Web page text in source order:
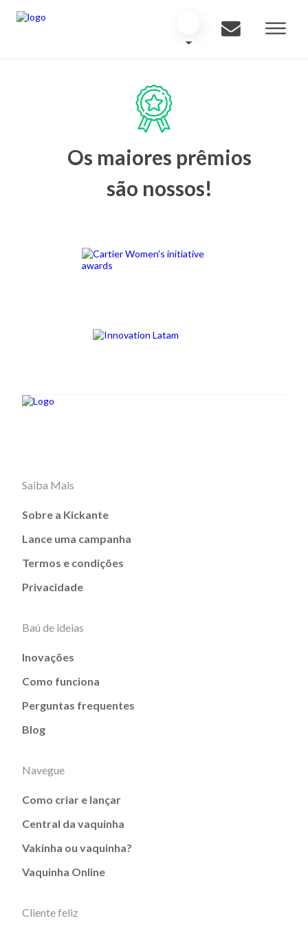
Os maiores prêmios
são nossos!
Saiba Mais
Sobre a Kickante
Lance uma campanha
Termos e condições
Privacidade
Baú de ideias
Inovações
Como funciona
Perguntas frequentes
Blog
Navegue
Como criar e lançar
Central da vaquinha
Vakinha ou vaquinha?
Vaquinha Online
Cliente feliz